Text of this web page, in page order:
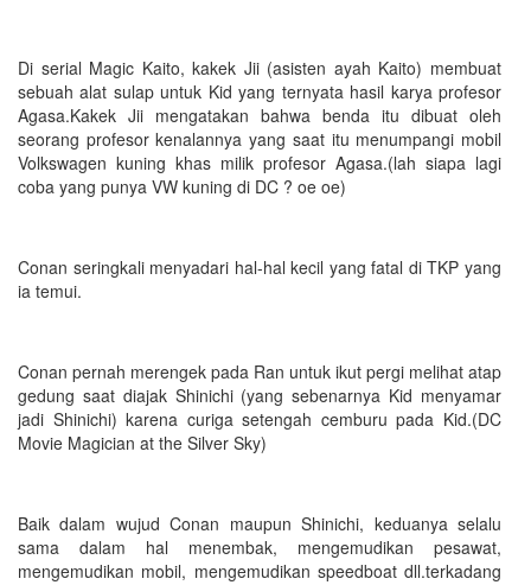
Di serial Magic Kaito, kakek Jii (asisten ayah Kaito) membuat
sebuah alat sulap untuk Kid yang ternyata hasil karya profesor
Agasa.Kakek Jii mengatakan bahwa benda itu dibuat oleh
seorang profesor kenalannya yang saat itu menumpangi mobil
Volkswagen kuning khas milik profesor Agasa.(lah siapa lagi
coba yang punya VW kuning di DC ? oe oe)
Conan seringkali menyadari hal-hal kecil yang fatal di TKP yang
ia temui.
Conan pernah merengek pada Ran untuk ikut pergi melihat atap
gedung saat diajak Shinichi (yang sebenarnya Kid menyamar
jadi Shinichi) karena curiga setengah cemburu pada Kid.(DC
Movie Magician at the Silver Sky)
Baik dalam wujud Conan maupun Shinichi, keduanya selalu
sama dalam hal menembak, mengemudikan pesawat,
mengemudikan mobil, mengemudikan speedboat dll.terkadang